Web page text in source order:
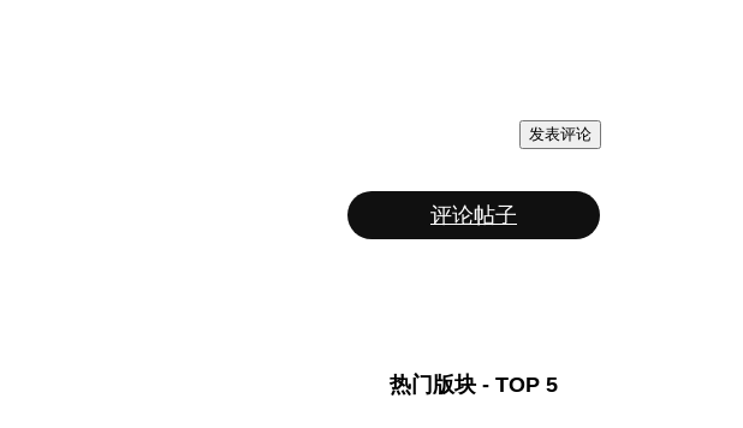
发表评论
评论帖子
热门版块 - TOP 5